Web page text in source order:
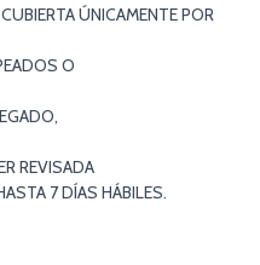
ÚNICAMENTE POR
O
REVISADA
7 DÍAS HÁBILES.